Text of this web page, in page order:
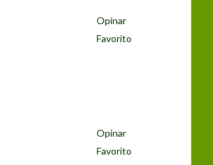
Opinar
Favorito
Opinar
Favorito